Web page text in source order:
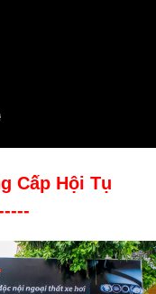
Cấp Hội Tụ